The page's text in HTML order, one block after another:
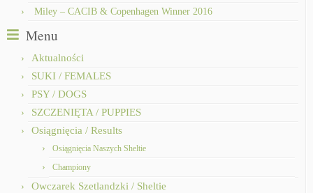
Miley – CACIB & Copenhagen Winner 2016
Menu
Aktualności
SUKI / FEMALES
PSY / DOGS
SZCZENIĘTA / PUPPIES
Osiągnięcia / Results
Osiągnięcia Naszych Sheltie
Championy
Owczarek Szetlandzki / Sheltie